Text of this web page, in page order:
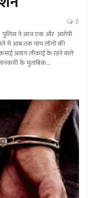
0
पुलिस ने आज एक और आरोपी
में आब तक पांच लोगों की
अवांग लीकाई के रहने वाले
के मुताबिक…